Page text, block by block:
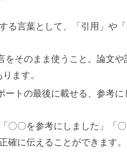
る言葉として、「引用」や
をそのまま使うこと。論文
ます。
ートの最後に載せる、参考に
〇〇を参考にしました」「
確に伝えることができます。